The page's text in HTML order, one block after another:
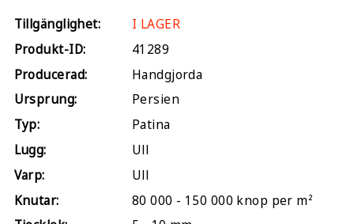
Tillgänglighet:
I LAGER
Produkt-ID:
41289
Producerad:
Handgjorda
Ursprung:
Persien
Typ:
Patina
Lugg:
Ull
Varp:
Ull
Knutar:
80 000 - 150 000 knop per m²